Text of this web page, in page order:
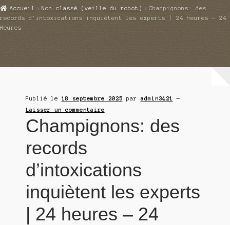
menu
enfant
Echanges et contacts
Ouvrir
le
Mycologie
Accueil Non classé (veille du robot)
Champignons: des
records d’intoxications inquiètent les experts | 24 heures – 24
Heures
Publié le 18 septembre 2025 paradmin3421
—
Laisser un commentaire
Champignons: des
records
d’intoxications
inquiètent les experts
| 24 heures – 24